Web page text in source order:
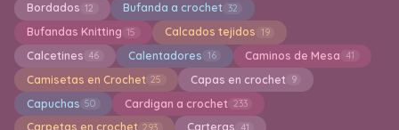
Bordados 12 Bufanda a crochet 32
Bufandas Knitting 15 Calcados tejidos 19
Calcetines 46 Calentadores 16 Caminos de Mesa 41
Camisetas en Crochet 25 Capas en crochet 9
Capuchas 50 Cardigan a crochet 233
Carpetas en crochet 293 Carteras 41